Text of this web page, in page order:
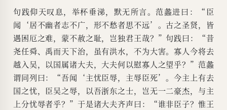
句践仰天叹息，举杯垂涕，默无所言。范蠡进曰：“臣
闻‘居不幽者志不广，形不愁者思不远’。古之圣贤，皆
遇困厄之难，蒙不赦之耻，岂独君王哉？”句践曰：“昔
尧任舜、禹而天下治，虽有洪水，不为大害。寡人今将去
越入吴，以国属诸大夫，大夫何以慰寡人之望乎？”范蠡
谓同列曰：“吾闻‘主忧臣辱，主辱臣死’。今主上有去
国之忧，臣吴之辱，以吾浙东之士，岂无一二豪杰，与主
上分忧辱者乎？”于是诸大夫齐声曰：“谁非臣子？惟王